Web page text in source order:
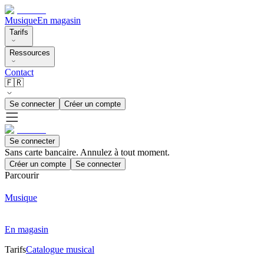
MusiqueEn magasin
Tarifs
Ressources
Contact
🇫🇷
Se connecter Créer un compte
Se connecter
Sans carte bancaire. Annulez à tout moment.
Créer un compte Se connecter
Parcourir
Musique
En magasin
TarifsCatalogue musical